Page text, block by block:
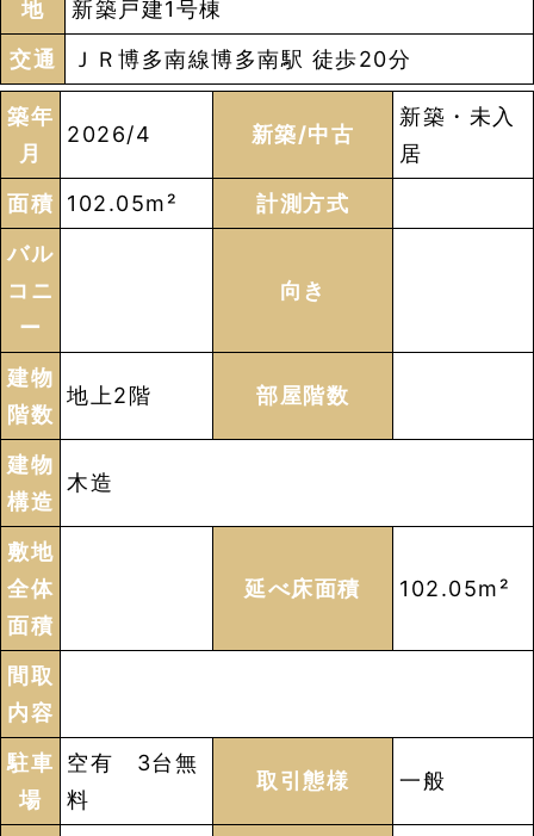
地
新築戸建1号棟
交通
ＪＲ博多南線博多南駅 徒歩20分
築年
月
2026/4 新築/中古
新築・未入
居
面積
102.05m²
計測方式
バル
コニ
ー
向き
建物
階数
地上2階 部屋階数
建物
構造
木造
敷地
全体
面積
延べ床面積 102.05m²
間取
内容
駐車
場
空有 3台無
料
取引態様 一般